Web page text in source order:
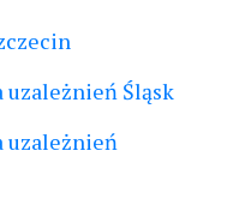
Śląsk
uzależnień